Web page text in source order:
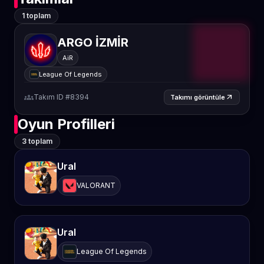
1 toplam
ARGO İZMİR
AiR
League Of Legends
groupsTakım ID #8394 Takımı görüntüle arrow_outward
Oyun Profilleri
3 toplam
UraI
VALORANT
UraI
League Of Legends